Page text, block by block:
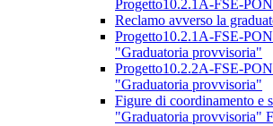
Progetto10.2.1A-FSE-
Reclamo avverso la
Progetto10.2.1A-FSE-
"Graduatoria provvisoria"
Progetto10.2.2A-FSE-
"Graduatoria provvisoria"
Figure di coordinamento e
"Graduatoria provvisoria"